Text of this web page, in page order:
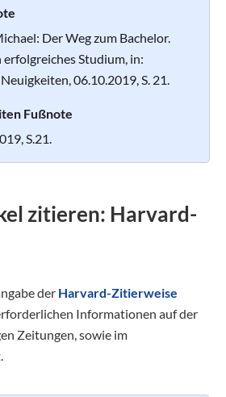
Der Weg zum Bachelor.
erfolgreiches Studium, in:
06.10.2019, S. 21.
Fußnote
S.21.
zitieren: Harvard-
der Harvard-Zitierweise
Informationen auf der
Zeitungen, sowie im